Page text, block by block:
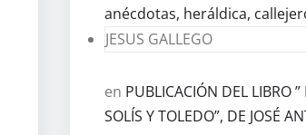
anécdotas, heráldica,
JESUS GALLEGO
en PUBLICACIÓN DEL LIBRO
SOLÍS Y TOLEDO”, DE JOSÉ